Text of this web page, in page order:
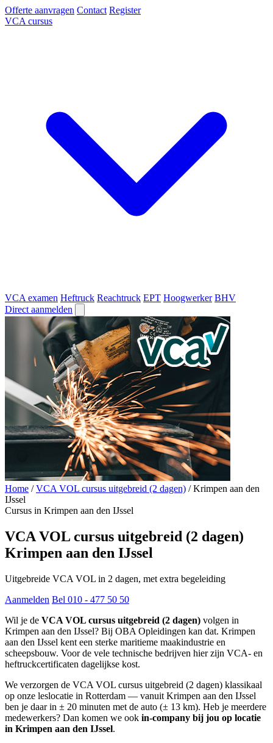
Offerte aanvragen Contact Register
VCA cursus
VCA examen Heftruck Reachtruck EPT Hoogwerker BHV
Direct aanmelden
Home / VCA VOL cursus uitgebreid (2 dagen) / Krimpen aan den
IJssel
Cursus in Krimpen aan den IJssel
VCA VOL cursus uitgebreid (2 dagen)
Krimpen aan den IJssel
Uitgebreide VCA VOL in 2 dagen, met extra begeleiding
Aanmelden Bel 010 - 477 50 50
Wil je de VCA VOL cursus uitgebreid (2 dagen) volgen in
Krimpen aan den IJssel? Bij OBA Opleidingen kan dat. Krimpen
aan den IJssel kent een sterke maritieme maakindustrie en
scheepsbouw. Voor de vele technische bedrijven hier zijn VCA- en
heftruckcertificaten dagelijkse kost.
We verzorgen de VCA VOL cursus uitgebreid (2 dagen) klassikaal
op onze leslocatie in Rotterdam — vanuit Krimpen aan den IJssel
ben je daar in ± 20 minuten met de auto (± 13 km). Heb je meerdere
medewerkers? Dan komen we ook in-company bij jou op locatie
in Krimpen aan den IJssel.